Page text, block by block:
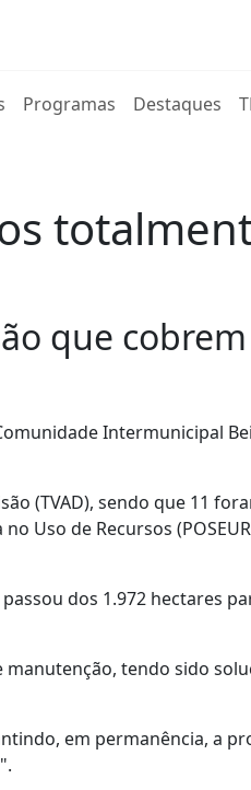
Programas Destaques
que
Intermunicipal
(TVAD), sendo que 11
Uso de Recursos
dos 1.972 hectares
manutenção, tendo sido
em permanência, a